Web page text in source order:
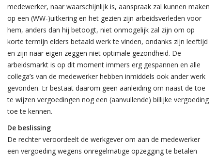
medewerker, naar waarschijnlijk is, aanspraak zal kunnen maken
op een (WW-)uitkering en het gezien zijn arbeidsverleden voor
hem, anders dan hij betoogt, niet onmogelijk zal zijn om op
korte termijn elders betaald werk te vinden, ondanks zijn leeftijd
en zijn naar eigen zeggen niet optimale gezondheid. De
arbeidsmarkt is op dit moment immers erg gespannen en alle
collega’s van de medewerker hebben inmiddels ook ander werk
gevonden. Er bestaat daarom geen aanleiding om naast de toe
te wijzen vergoedingen nog een (aanvullende) billijke vergoeding
toe te kennen.
De beslissing
De rechter veroordeelt de werkgever om aan de medewerker
een vergoeding wegens onregelmatige opzegging te betalen